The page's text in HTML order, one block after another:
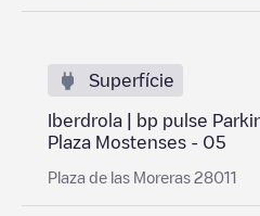
Superfície
Iberdrola | bp pulse
Plaza Mostenses - 05
Plaza de las Moreras 28011